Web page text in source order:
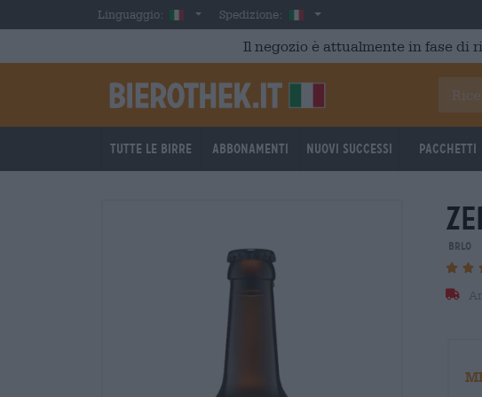
Skip to main contentLinguaggio: ItalianSpedizione: Italia
Il negozio è attualmente in fase di
Tutte le birre Abbonamenti Nuovi successi Pacchetti
BRLO